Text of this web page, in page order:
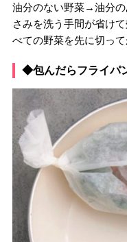
油分のない野菜→油分
さみを洗う手間が省け
べての野菜を先に切っ
◆包んだらフライパ